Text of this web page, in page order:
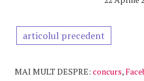
articolul precedent
MAI MULT DESPRE: concurs,